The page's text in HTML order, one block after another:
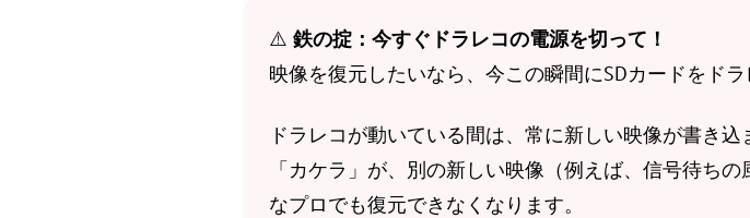
⚠️ 鉄の掟：今すぐドラレコの電源を切って！
映像を復元したいなら、今この瞬間にSDカードをドラ
ドラレコが動いている間は、常に新しい映像が書き
「カケラ」が、別の新しい映像（例えば、信号待ち
なプロでも復元できなくなります。